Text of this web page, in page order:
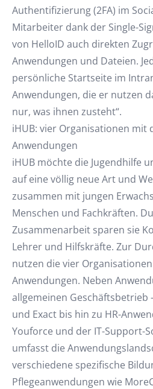
Authentifizierung (2FA) im
Mitarbeiter dank der Single-
von HelloID auch direkten
Anwendungen und Dateien.
persönliche Startseite im
Anwendungen, die er nutzen
nur, was ihnen zusteht“.
iHUB: vier Organisationen mit
Anwendungen
iHUB möchte die Jugendhilfe
auf eine völlig neue Art und
zusammen mit jungen
Menschen und Fachkräften.
Zusammenarbeit sparen sie
Lehrer und Hilfskräfte. Zur
nutzen die vier
Anwendungen. Neben
allgemeinen Geschäftsbetrieb
und Exact bis hin zu HR-
Youforce und der IT-Support-
umfasst die
verschiedene spezifische
Pflegeanwendungen wie